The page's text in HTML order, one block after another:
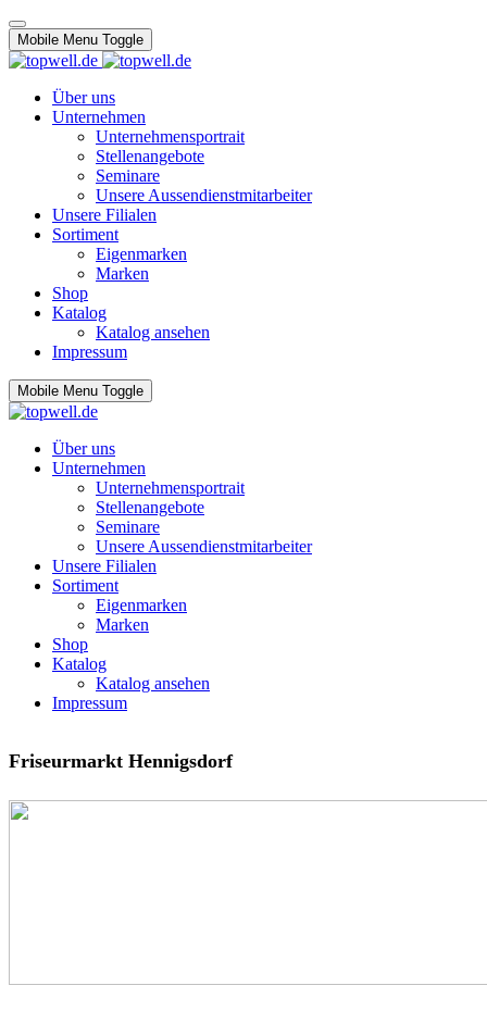
Mobile Menu Toggle
Über uns
Unternehmen
Unternehmensportrait
Stellenangebote
Seminare
Unsere Aussendienstmitarbeiter
Unsere Filialen
Sortiment
Eigenmarken
Marken
Shop
Katalog
Katalog ansehen
Impressum
Mobile Menu Toggle
Über uns
Unternehmen
Unternehmensportrait
Stellenangebote
Seminare
Unsere Aussendienstmitarbeiter
Unsere Filialen
Sortiment
Eigenmarken
Marken
Shop
Katalog
Katalog ansehen
Impressum
Friseurmarkt Hennigsdorf